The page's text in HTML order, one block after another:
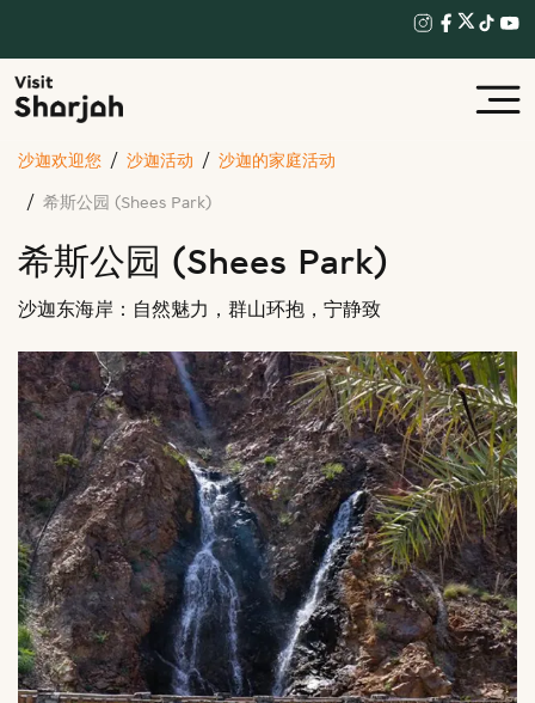
沙迦欢迎您 沙迦活动 沙迦的家庭活动
希斯公园 (Shees Park)
希斯公园 (Shees Park)
沙迦东海岸：自然魅力，群山环抱，宁静致